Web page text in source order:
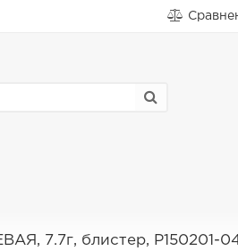
7.7г, блистер, P150201-